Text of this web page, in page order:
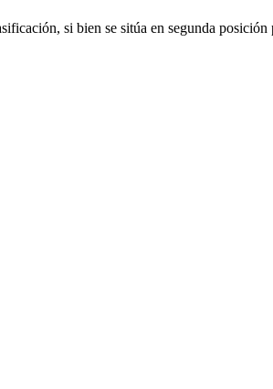
si bien se sitúa en segunda